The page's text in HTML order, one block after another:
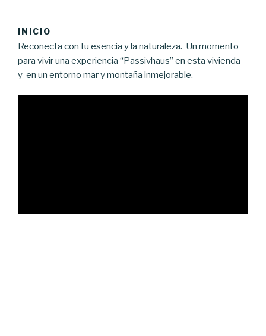
INICIO
Reconecta con tu esencia y la naturaleza. Un momento
para vivir una experiencia “Passivhaus” en esta vivienda
y en un entorno mar y montaña inmejorable.